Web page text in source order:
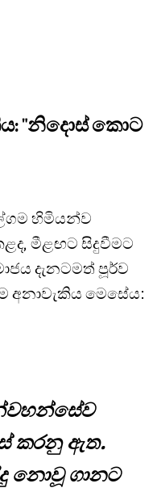
"නිදොස් කොට
හිමියන්ව
මීළඟට සිදුවීමට
දැනටමත් පූර්ව
අනාවැකිය මෙසේය:
කරනු ඇත.
නොවූ ගානට